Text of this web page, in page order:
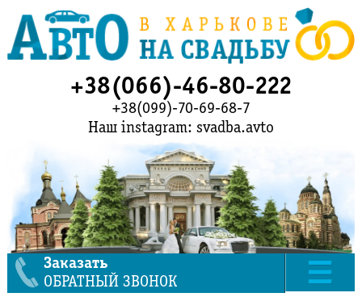
+38(066)-46-80-222
+38(099)-70-69-68-7
Наш instagram: svadba.avto
Заказать
ОБРАТНЫЙ ЗВОНОК